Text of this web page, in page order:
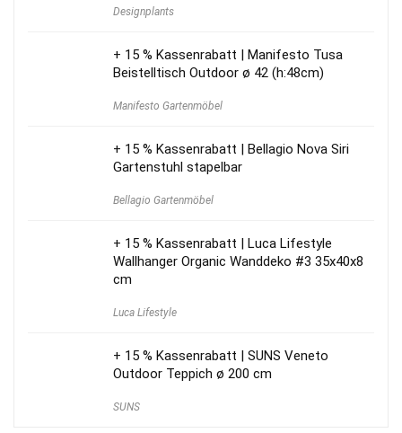
Designplants
+ 15 % Kassenrabatt | Manifesto Tusa
Beistelltisch Outdoor ø 42 (h:48cm)
Manifesto Gartenmöbel
+ 15 % Kassenrabatt | Bellagio Nova Siri
Gartenstuhl stapelbar
Bellagio Gartenmöbel
+ 15 % Kassenrabatt | Luca Lifestyle
Wallhanger Organic Wanddeko #3 35x40x8
cm
Luca Lifestyle
+ 15 % Kassenrabatt | SUNS Veneto
Outdoor Teppich ø 200 cm
SUNS